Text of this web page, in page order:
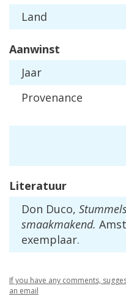
Land
Aanwinst
Jaar
Provenance
Literatuur
Don Duco,
smaakmakend.
exemplaar.
If you have any comments,
an email